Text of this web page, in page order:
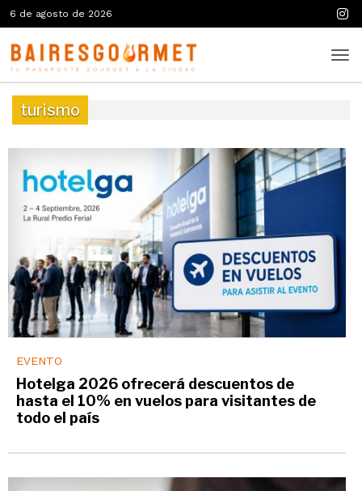
6 de agosto de 2026
turismo
EVENTO
Hotelga 2026 ofrecerá descuentos de
hasta el 10% en vuelos para visitantes de
todo el país